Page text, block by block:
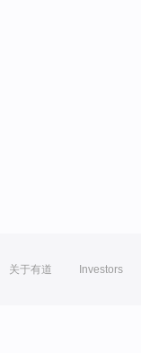
关于有道 Investors